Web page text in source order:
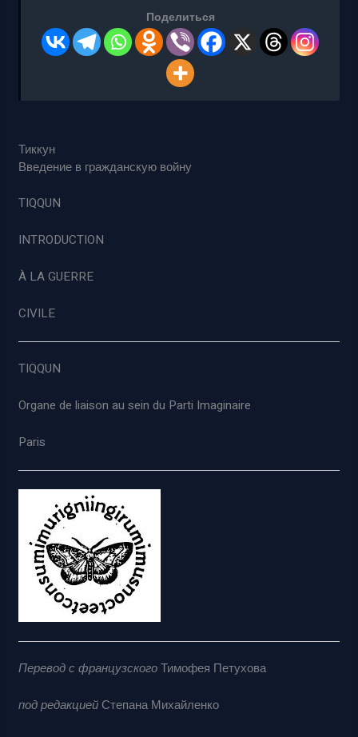
Поделиться
Тиккун
Введение в гражданскую войну
TIQQUN
INTRODUCTION
À LA GUERRE
CIVILE
TIQQUN
Organe de liaison au sein du Parti Imaginaire
Paris
Перевод с французскогоТимофея Петухова
под редакцией Степана Михайленко